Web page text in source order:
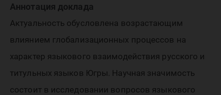
Аннотация доклада
Актуальность обусловлена возрастающим
влиянием глобализационных процессов на
характер языкового взаимодействия русского и
титульных языков Югры. Научная значимость
состоит в исследовании вопросов языкового